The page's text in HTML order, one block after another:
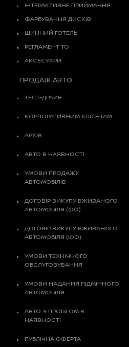
ІНТЕРАКТИВНЕ ПРИЙМАННЯ
ФАРБУВАННЯ ДИСКІВ
ШИННИЙ ГОТЕЛЬ
РЕГЛАМЕНТ ТО
АКСЕСУАРИ
ПРОДАЖ АВТО
ТЕСТ-ДРАЙВ
КОРПОРАТИВНИМ КЛІЄНТАМ
АРХІВ
АВТО В НАЯВНОСТІ
УМОВИ ПРОДАЖУ
АВТОМОБІЛІВ
ДОГОВІР ВИКУПУ ВЖИВАНОГО
АВТОМОБІЛЯ (ФО)
ДОГОВІР ВИКУПУ ВЖИВАНОГО
АВТОМОБІЛЯ (ЮО)
УМОВИ ТЕХНІЧНОГО
ОБСЛУГОВУВАННЯ
УМОВИ НАДАННЯ ПІДМІННОГО
АВТОМОБІЛЯ
АВТО З ПРОБІГОМ В
НАЯВНОСТІ
ПУБЛІЧНА ОФЕРТА